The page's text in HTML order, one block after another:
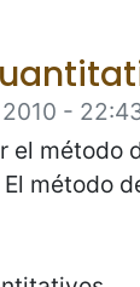
-
el método
método